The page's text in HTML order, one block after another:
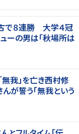
で８連勝 大学４冠
ーの男は「秋場所は
無我」を亡き西村修
が誓う「無我という